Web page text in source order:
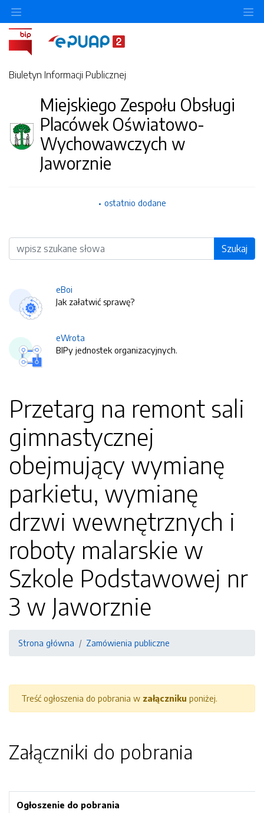
Biuletyn Informacji Publicznej
Miejskiego Zespołu Obsługi
Placówek Oświatowo-
Wychowawczych w
Jaworznie
ostatnio dodane
Wyszukiwarka Szukaj
eBoi
Jak załatwić sprawę?
eWrota
BIPy jednostek organizacyjnych.
Przetarg na remont sali
gimnastycznej
obejmujący wymianę
parkietu, wymianę
drzwi wewnętrznych i
roboty malarskie w
Szkole Podstawowej nr
3 w Jaworznie
Strona główna Zamówienia publiczne
Treść ogłoszenia do pobrania w załączniku poniżej.
Załączniki do pobrania
Ogłoszenie do pobrania